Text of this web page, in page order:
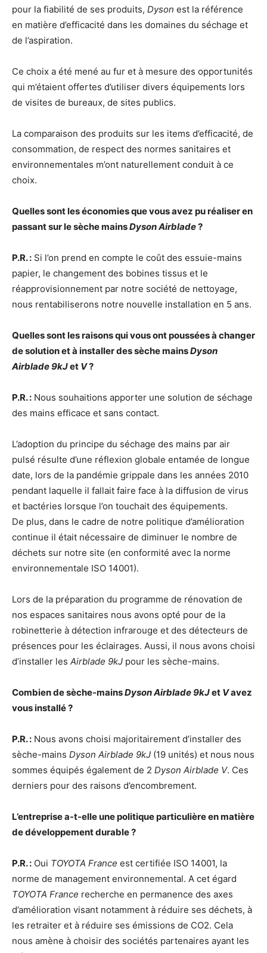
pour la fiabilité de ses produits, Dyson est la référence
en matière d’efficacité dans les domaines du séchage et
de l’aspiration.
Ce choix a été mené au fur et à mesure des opportunités
qui m’étaient offertes d’utiliser divers équipements lors
de visites de bureaux, de sites publics.
La comparaison des produits sur les items d’efficacité, de
consommation, de respect des normes sanitaires et
environnementales m’ont naturellement conduit à ce
choix.
Quelles sont les économies que vous avez pu réaliser en
passant sur le sèche mainsDyson Airblade?
P.R. : Si l’on prend en compte le coût des essuie-mains
papier, le changement des bobines tissus et le
réapprovisionnement par notre société de nettoyage,
nous rentabiliserons notre nouvelle installation en 5 ans.
Quelles sont les raisons qui vous ont poussées à changer
de solution et à installer des sèche mainsDyson
Airblade 9kJet V?
P.R. : Nous souhaitions apporter une solution de séchage
des mains efficace et sans contact.
L’adoption du principe du séchage des mains par air
pulsé résulte d’une réflexion globale entamée de longue
date, lors de la pandémie grippale dans les années 2010
pendant laquelle il fallait faire face à la diffusion de virus
et bactéries lorsque l’on touchait des équipements.
De plus, dans le cadre de notre politique d’amélioration
continue il était nécessaire de diminuer le nombre de
déchets sur notre site (en conformité avec la norme
environnementale ISO 14001).
Lors de la préparation du programme de rénovation de
nos espaces sanitaires nous avons opté pour de la
robinetterie à détection infrarouge et des détecteurs de
présences pour les éclairages. Aussi, il nous avons choisi
d’installer les Airblade 9kJ pour les sèche-mains.
Combien de sèche-mainsDyson Airblade 9kJet Vavez
vous installé ?
P.R. : Nous avons choisi majoritairement d’installer des
sèche-mains Dyson Airblade 9kJ (19 unités) et nous nous
sommes équipés également de 2 Dyson Airblade V. Ces
derniers pour des raisons d’encombrement.
L’entreprise a-t-elle une politique particulière en matière
de développement durable ?
P.R. : Oui TOYOTA France est certifiée ISO 14001, la
norme de management environnemental. A cet égard
TOYOTA France recherche en permanence des axes
d’amélioration visant notamment à réduire ses déchets, à
les retraiter et à réduire ses émissions de CO2. Cela
nous amène à choisir des sociétés partenaires ayant les